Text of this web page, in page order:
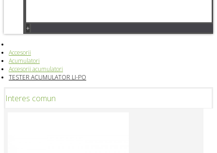
+
Accesorii
Acumulatori
Accesorii acumulatori
TESTER ACUMULATOR LI-PO
Interes comun